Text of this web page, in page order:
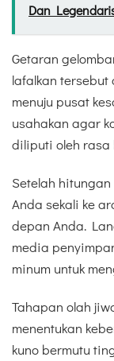
Dan
Getaran
lafalkan
menuju pusat
usahakan agar
diliputi oleh rasa
Setelah
Anda sekali ke
depan Anda.
media
minum untuk
Tahapan olah
menentukan
kuno bermutu